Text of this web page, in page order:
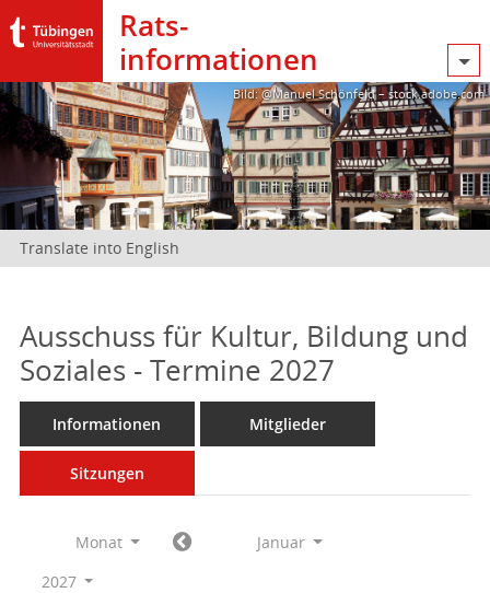
Rats­
informationen
Bild: @Manuel Schönfeld – stock.adobe.com
Translate into English
Ausschuss für Kultur, Bildung und
Soziales - Termine 2027
Informationen Mitglieder
Sitzungen
Monat
Januar
2027